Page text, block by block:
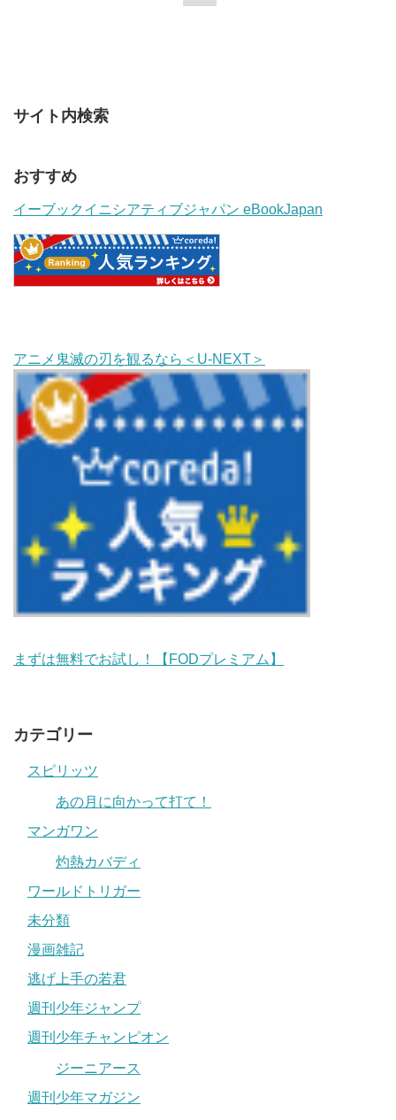
サイト内検索
おすすめ
イーブックイニシアティブジャパン eBookJapan
アニメ鬼滅の刃を観るなら＜U-NEXT＞
まずは無料でお試し！【FODプレミアム】
カテゴリー
スピリッツ
あの月に向かって打て！
マンガワン
灼熱カバディ
ワールドトリガー
未分類
漫画雑記
逃げ上手の若君
週刊少年ジャンプ
週刊少年チャンピオン
ジーニアース
週刊少年マガジン